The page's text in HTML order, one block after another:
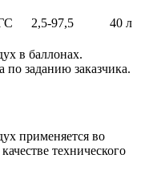
2,5-97,5 40 л
в баллонах.
заданию заказчика.
применяется во
технического